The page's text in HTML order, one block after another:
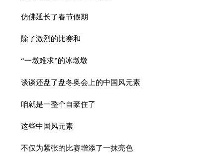
仿佛延长了春节假期
除了激烈的比赛和
“一墩难求”的冰墩墩
谈谈还盘了盘冬奥会上的中国风元素
咱就是一整个自豪住了
这些中国风元素
不仅为紧张的比赛增添了一抹亮色